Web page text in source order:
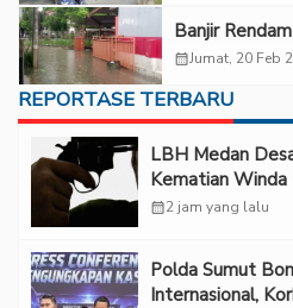
Banjir
calendar_monthJumat, 20 Feb
REPORTASE TERBARU
LBH Medan
Kematian Winda
calendar_month2 jam yang lalu
Polda Sumut
Internasional,